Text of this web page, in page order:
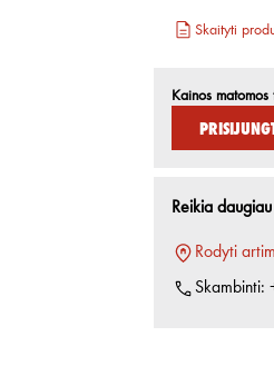
Skaityti
Kainos
Reikia
Rodyti
Skambinti: